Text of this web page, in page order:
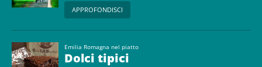
APPROFONDISCI
Emilia Romagna nel piatto
Dolci tipici